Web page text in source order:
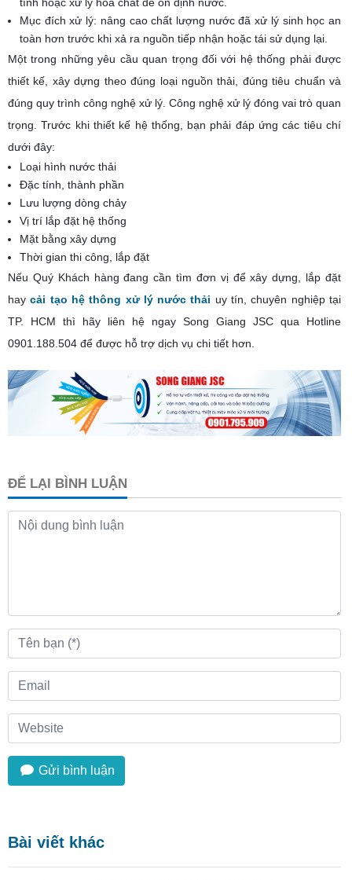
Mục đích xử lý: nâng cao chất lượng nước đã xử lý sinh học an
toàn hơn trước khi xả ra nguồn tiếp nhận hoặc tái sử dụng lại.
Một trong những yêu cầu quan trọng đối với hệ thống phải được
thiết kế, xây dựng theo đúng loại nguồn thải, đúng tiêu chuẩn và
đúng quy trình công nghệ xử lý. Công nghệ xử lý đóng vai trò quan
trọng. Trước khi thiết kế hệ thống, bạn phải đáp ứng các tiêu chí
dưới đây:
Loại hình nước thải
Đặc tính, thành phần
Lưu lượng dòng chảy
Vị trí lắp đặt hệ thống
Mặt bằng xây dựng
Thời gian thi công, lắp đặt
Nếu Quý Khách hàng đang cần tìm đơn vị để xây dựng, lắp đặt
haycải tạo hệ thông xử lý nước thải uy tín, chuyên nghiệp tại
TP. HCM thì hãy liên hệ ngay Song Giang JSC qua Hotline
0901.188.504 để được hỗ trợ dịch vụ chi tiết hơn.
ĐỂ LẠI BÌNH LUẬN
Gửi bình luận
Bài viết khác